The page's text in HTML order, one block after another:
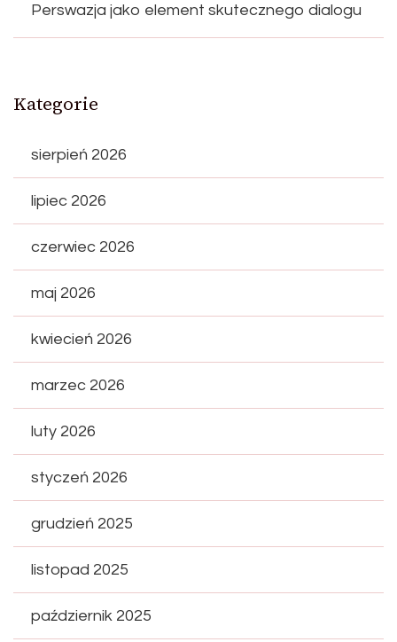
Perswazja jako element skutecznego dialogu
Kategorie
sierpień 2026
lipiec 2026
czerwiec 2026
maj 2026
kwiecień 2026
marzec 2026
luty 2026
styczeń 2026
grudzień 2025
listopad 2025
październik 2025